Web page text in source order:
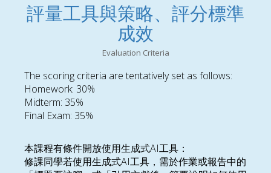
評量工具與策略、評分標準
成效
Evaluation Criteria
The scoring criteria are tentatively set as follows:
Homework: 30%
Midterm: 35%
Final Exam: 35%
本課程有條件開放使用生成式AI工具：
修課同學若使用生成式AI工具，需於作業或報告中的